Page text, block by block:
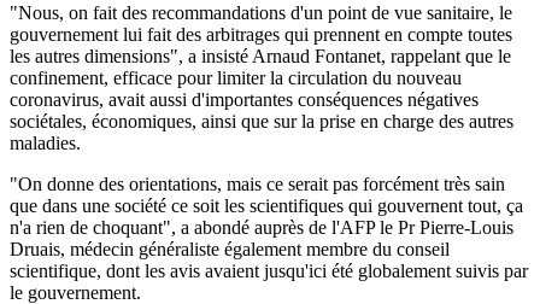
"Nous, on fait des recommandations d'un point de vue sanitaire, le
gouvernement lui fait des arbitrages qui prennent en compte toutes
les autres dimensions", a insisté Arnaud Fontanet, rappelant que le
confinement, efficace pour limiter la circulation du nouveau
coronavirus, avait aussi d'importantes conséquences négatives
sociétales, économiques, ainsi que sur la prise en charge des autres
maladies.
"On donne des orientations, mais ce serait pas forcément très sain
que dans une société ce soit les scientifiques qui gouvernent tout, ça
n'a rien de choquant", a abondé auprès de l'AFP le Pr Pierre-Louis
Druais, médecin généraliste également membre du conseil
scientifique, dont les avis avaient jusqu'ici été globalement suivis par
le gouvernement.